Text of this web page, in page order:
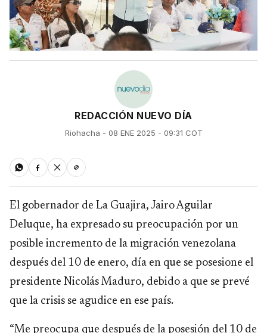
REDACCIÓN NUEVO DÍA
Riohacha - 08 ENE 2025 - 09:31 COT
El gobernador de La Guajira, Jairo Aguilar
Deluque, ha expresado su preocupación por un
posible incremento de la migración venezolana
después del 10 de enero, día en que se posesione el
presidente Nicolás Maduro, debido a que se prevé
que la crisis se agudice en ese país.
“Me preocupa que después de la posesión del 10 de